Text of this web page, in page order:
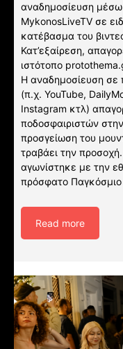
αναδημοσίευση
MykonosLiveTV σε
κατέβασμα του
Κατ’εξαίρεση,
ιστότοπο
Η αναδημοσίευση σε
(π.χ. YouTube,
Instagram κτλ)
ποδοσφαιριστών
προσγείωση του
τραβάει την
αγωνίστηκε με την
πρόσφατο
Read more